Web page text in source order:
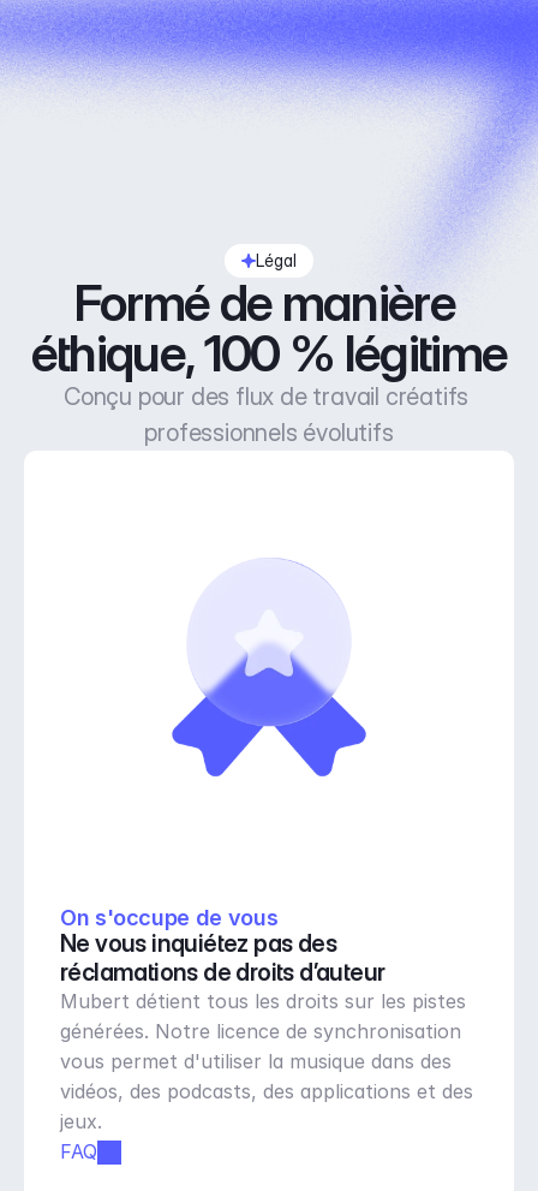
Légal
Formé de manière
éthique, 100 % légitime
Conçu pour des flux de travail créatifs
professionnels évolutifs
On s'occupe de vous
Ne vous inquiétez pas des
réclamations de droits d’auteur
Mubert détient tous les droits sur les pistes
générées. Notre licence de synchronisation
vous permet d'utiliser la musique dans des
vidéos, des podcasts, des applications et des
jeux.
FAQ